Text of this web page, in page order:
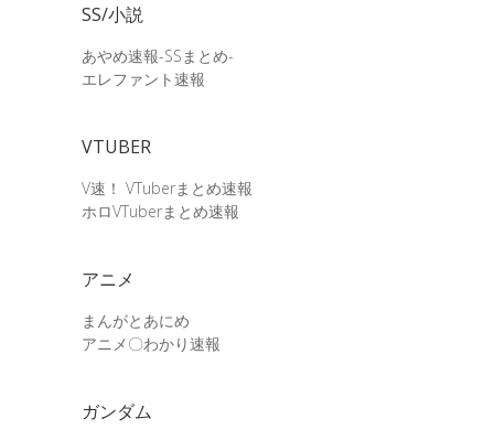
SS/小説
あやめ速報-SSまとめ-
エレファント速報
VTUBER
V速！ VTuberまとめ速報
ホロVTuberまとめ速報
アニメ
まんがとあにめ
アニメ〇わかり速報
ガンダム